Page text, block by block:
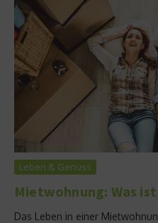
Leben & Genuss
Mietwohnung: Was
Das Leben in einer